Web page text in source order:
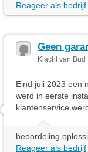
Reageer als bedrijf
Geen
Klacht van
Eind juli 2023 een
werd in eerste
klantenservice
beoordeling
Reageer als bedrijf